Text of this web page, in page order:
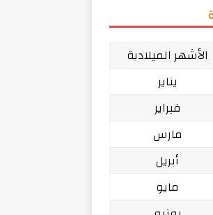
الأشهر الميلادية
يناير
فبراير
مارس
أبريل
مايو